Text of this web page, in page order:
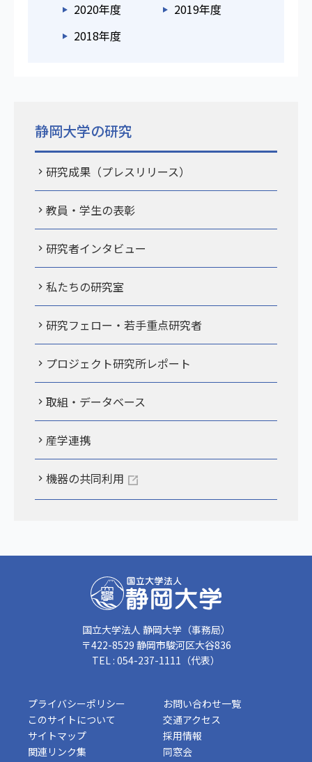
2020年度
2019年度
2018年度
静岡大学の研究
研究成果（プレスリリース）
教員・学生の表彰
研究者インタビュー
私たちの研究室
研究フェロー・若手重点研究者
プロジェクト研究所レポート
取組・データベース
産学連携
機器の共同利用
国立大学法人 静岡大学（事務局）
〒422-8529 静岡市駿河区大谷836
TEL : 054-237-1111（代表）
プライバシーポリシー
このサイトについて
サイトマップ
関連リンク集
お問い合わせ一覧
交通アクセス
採用情報
同窓会